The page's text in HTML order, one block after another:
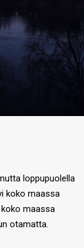
loppupuolella
koko maassa
maassa
otamatta.